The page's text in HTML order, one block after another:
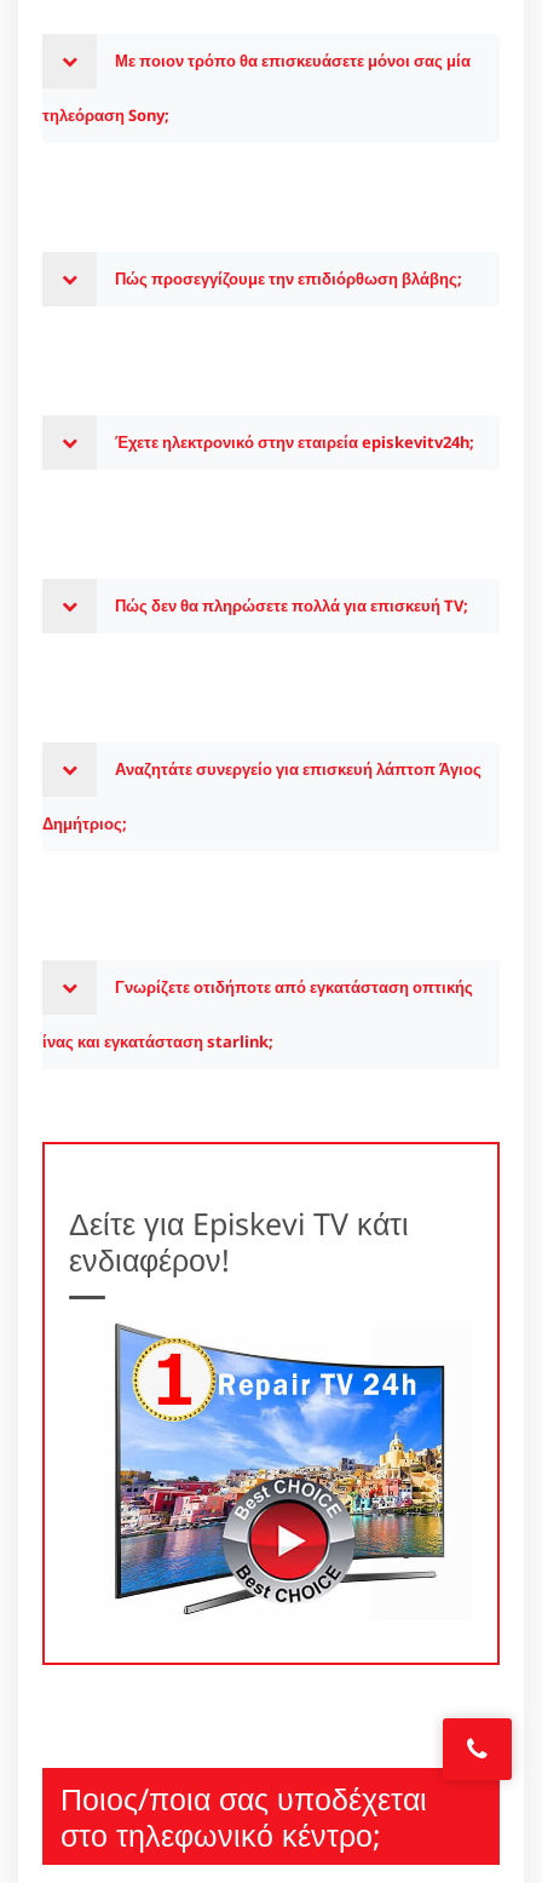
Με ποιον τρόπο θα επισκευάσετε μόνοι σας μία
τηλεόραση Sony;
Πώς προσεγγίζουμε την επιδιόρθωση βλάβης;
Έχετε ηλεκτρονικό στην εταιρεία episkevitv24h;
Πώς δεν θα πληρώσετε πολλά για επισκευή TV;
Αναζητάτε συνεργείο για επισκευή λάπτοπ Άγιος
Δημήτριος;
Γνωρίζετε οτιδήποτε από εγκατάσταση οπτικής
ίνας και εγκατάσταση starlink;
Δείτε για Episkevi TV κάτι
ενδιαφέρον!
Ποιος/ποια σας υποδέχεται
στο τηλεφωνικό κέντρο;